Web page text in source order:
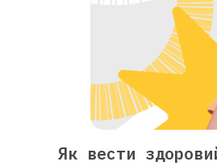
Як вести